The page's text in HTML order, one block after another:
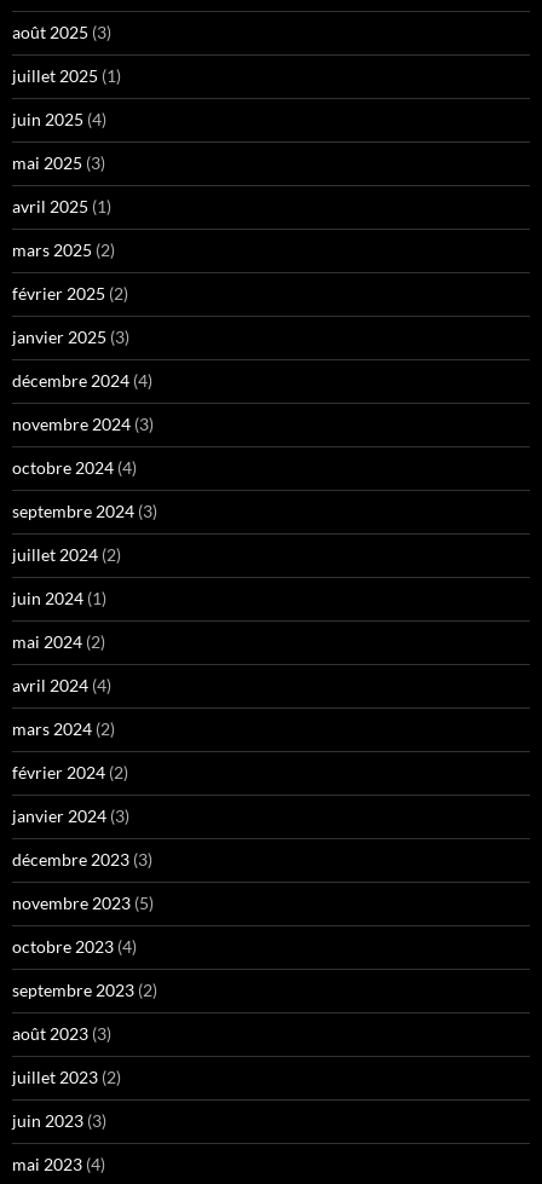
août 2025 (3)
juillet 2025 (1)
juin 2025 (4)
mai 2025 (3)
avril 2025 (1)
mars 2025 (2)
février 2025 (2)
janvier 2025 (3)
décembre 2024 (4)
novembre 2024 (3)
octobre 2024 (4)
septembre 2024 (3)
juillet 2024 (2)
juin 2024 (1)
mai 2024 (2)
avril 2024 (4)
mars 2024 (2)
février 2024 (2)
janvier 2024 (3)
décembre 2023 (3)
novembre 2023 (5)
octobre 2023 (4)
septembre 2023 (2)
août 2023 (3)
juillet 2023 (2)
juin 2023 (3)
mai 2023 (4)